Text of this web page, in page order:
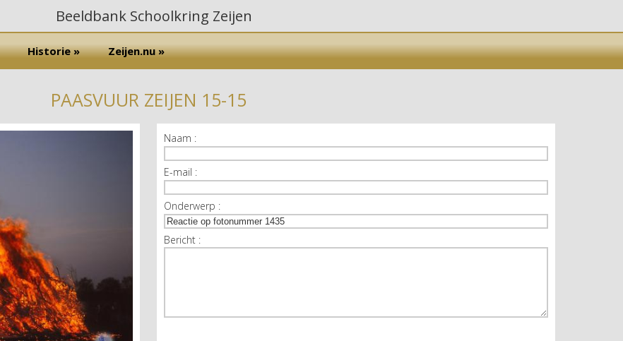
Historie » Zeijen.nu »
PAASVUUR ZEIJEN 15-15
Naam :
E-mail :
Onderwerp :
Bericht :